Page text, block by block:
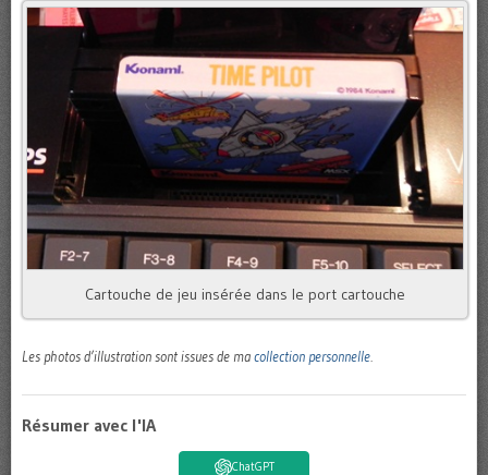
Cartouche de jeu insérée dans le port cartouche
Les photos d’illustration sont issues de macollection personnelle
Résumer avec l'IA
ChatGPT